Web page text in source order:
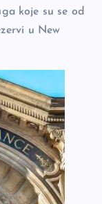
koje su se od
u New